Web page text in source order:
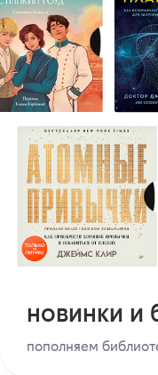
новинки и
пополняем